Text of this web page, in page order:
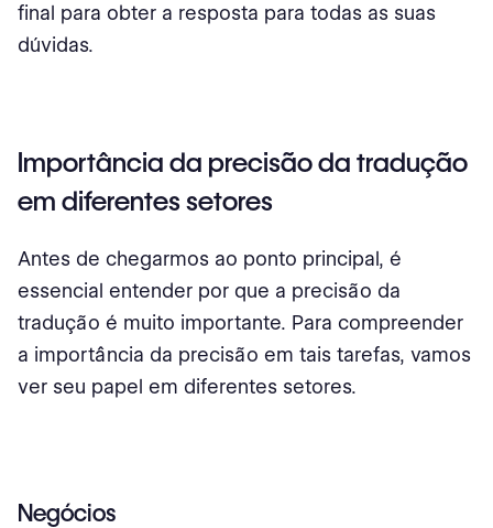
final para obter a resposta para todas as suas
dúvidas.
Importância da precisão da tradução
em diferentes setores
Antes de chegarmos ao ponto principal, é
essencial entender por que a precisão da
tradução é muito importante. Para compreender
a importância da precisão em tais tarefas, vamos
ver seu papel em diferentes setores.
Negócios